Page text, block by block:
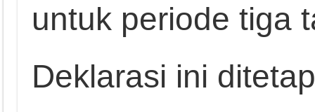
untuk periode tiga
Deklarasi ini